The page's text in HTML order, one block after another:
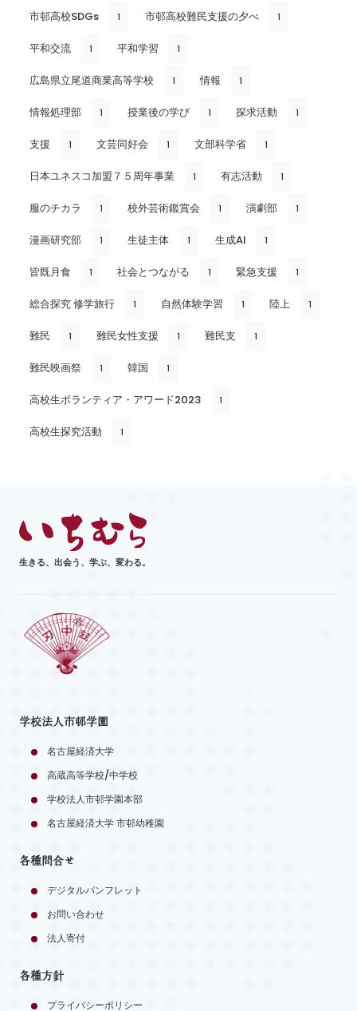
市邨高校SDGs 1 市邨高校難民支援の夕べ 1
平和交流 1 平和学習 1
広島県立尾道商業高等学校 1 情報 1
情報処理部 1 授業後の学び 1 探求活動 1
支援 1 文芸同好会 1 文部科学省 1
日本ユネスコ加盟７５周年事業 1 有志活動 1
服のチカラ 1 校外芸術鑑賞会 1 演劇部 1
漫画研究部 1 生徒主体 1 生成AI 1
皆既月食 1 社会とつながる 1 緊急支援 1
総合探究 修学旅行 1 自然体験学習 1 陸上 1
難民 1 難民女性支援 1 難民支 1
難民映画祭 1 韓国 1
高校生ボランティア・アワード2023 1
高校生探究活動 1
生きる、出会う、学ぶ、変わる。
学校法人市邨学園
名古屋経済大学
高蔵高等学校/中学校
学校法人市邨学園本部
名古屋経済大学 市邨幼稚園
各種問合せ
デジタルパンフレット
お問い合わせ
法人寄付
各種方針
プライバシーポリシー